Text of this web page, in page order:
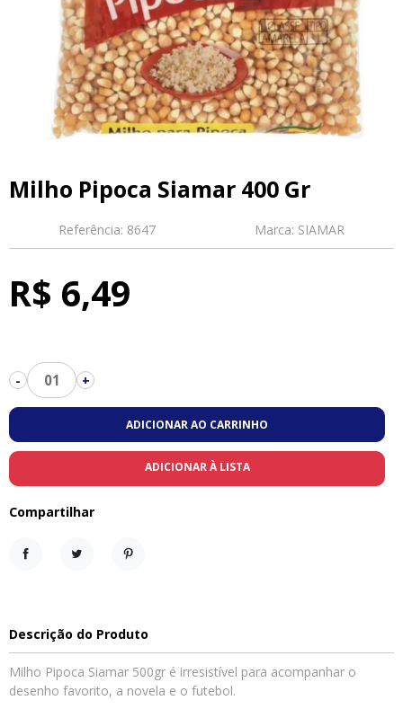
Milho Pipoca Siamar 400 Gr
Referência: 8647 Marca: SIAMAR
R$ 6,49
- 01 +
ADICIONAR AO CARRINHO
ADICIONAR À LISTA
Compartilhar
Descrição do Produto
Milho Pipoca Siamar 500gr é irresistível para acompanhar o
desenho favorito, a novela e o futebol.